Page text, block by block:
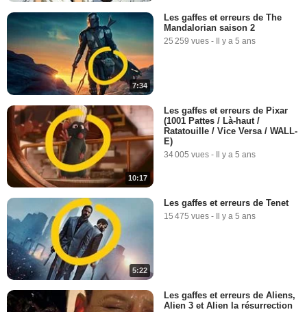
7:34
Les gaffes et erreurs de The
Mandalorian saison 2
25 259 vues - Il y a 5 ans
10:17
Les gaffes et erreurs de Pixar
(1001 Pattes / Là-haut /
Ratatouille / Vice Versa / WALL-
E)
34 005 vues - Il y a 5 ans
5:22
Les gaffes et erreurs de Tenet
15 475 vues - Il y a 5 ans
Les gaffes et erreurs de Aliens,
Alien 3 et Alien la résurrection